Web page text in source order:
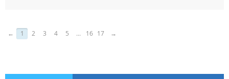
← 1 2 3 4 5 ... 16 17 →